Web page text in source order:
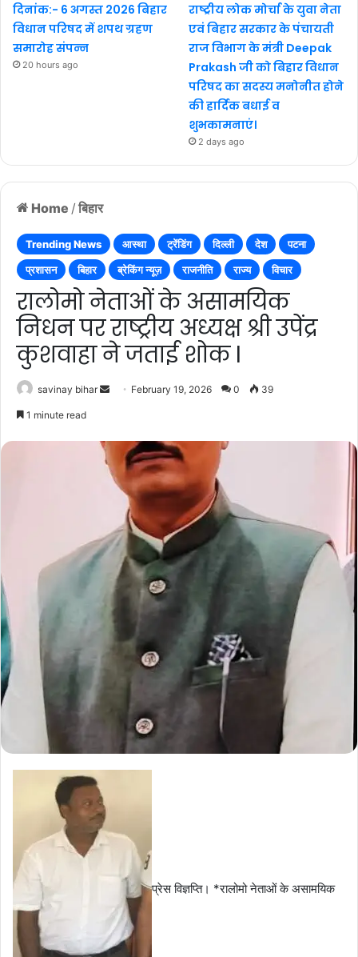
Home / बिहार
Trending News आस्था ट्रेंडिंग दिल्ली देश
पटना
प्रशासन
बिहार ब्रेकिंग न्यूज़ राजनीति राज्य विचार
रालोमो नेताओं के असामयिक
निधन पर राष्ट्रीय अध्यक्ष श्री उपेंद्र
कुशवाहा ने जताई शोक l
savinay bihar
SendFebruary 19, 2026 0 39
1 minute read
प्रेस विज्ञप्ति। *रालोमो नेताओं के असामयिक
दिनांक:- 6 अगस्त 2026 बिहार
विधान परिषद में शपथ ग्रहण
समारोह संपन्न
20 hours ago
राष्ट्रीय लोक मोर्चा के युवा नेता
एवं बिहार सरकार के पंचायती
राज विभाग के मंत्री Deepak
Prakash जी को बिहार विधान
परिषद का सदस्य मनोनीत होने
की हार्दिक बधाई व
शुभकामनाएं।
2 days ago